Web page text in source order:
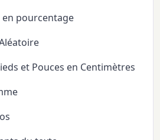
pourcentage
et Pouces en Centimètres